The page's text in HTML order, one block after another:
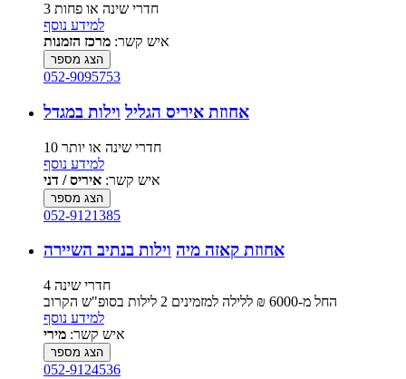
3 חדרי שינה או פחות
למידע נוסף
איש קשר: מרכז הזמנות
הצג מספר
052-9095753
אחוזת איריס הגליל וילות במגדל
10 חדרי שינה או יותר
למידע נוסף
איש קשר: איריס / דני
הצג מספר
052-9121385
אחוזת קאזה מיה וילות בנתיב השיירה
4 חדרי שינה
החל מ-‏6000 ₪ ללילה למזמינים 2 לילות בסופ"ש הקרוב
למידע נוסף
איש קשר: מירי
הצג מספר
052-9124536